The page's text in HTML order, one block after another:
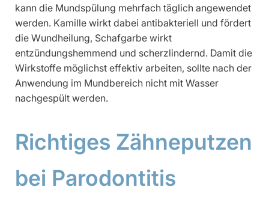
kann die Mundspülung mehrfach täglich angewendet
werden. Kamille wirkt dabei antibakteriell und fördert
die Wundheilung, Schafgarbe wirkt
entzündungshemmend und scherzlindernd. Damit die
Wirkstoffe möglichst effektiv arbeiten, sollte nach der
Anwendung im Mundbereich nicht mit Wasser
nachgespült werden.
Richtiges Zähneputzen
bei Parodontitis